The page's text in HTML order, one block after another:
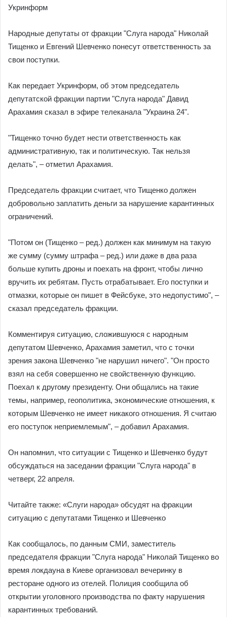
Укринформ
Народные депутаты от фракции "Слуга народа" Николай
Тищенко и Евгений Шевченко понесут ответственность за
свои поступки.
Как передает Укринформ, об этом председатель
депутатской фракции партии "Слуга народа" Давид
Арахамия сказал в эфире телеканала "Украина 24".
"Тищенко точно будет нести ответственность как
административную, так и политическую. Так нельзя
делать", – отметил Арахамия.
Председатель фракции считает, что Тищенко должен
добровольно заплатить деньги за нарушение карантинных
ограничений.
"Потом он (Тищенко – ред.) должен как минимум на такую ​​
же сумму (сумму штрафа – ред.) или даже в два раза
больше купить дроны и поехать на фронт, чтобы лично
вручить их ребятам. Пусть отрабатывает. Его поступки и
отмазки, которые он пишет в Фейсбуке, это недопустимо", –
сказал председатель фракции.
Комментируя ситуацию, сложившуюся с народным
депутатом Шевченко, Арахамия заметил, что с точки
зрения закона Шевченко "не нарушил ничего". "Он просто
взял на себя совершенно не свойственную функцию.
Поехал к другому президенту. Они общались на такие
темы, например, геополитика, экономические отношения, к
которым Шевченко не имеет никакого отношения. Я считаю
его поступок неприемлемым", – добавил Арахамия.
Он напомнил, что ситуации с Тищенко и Шевченко будут
обсуждаться на заседании фракции "Слуга народа" в
четверг, 22 апреля.
Читайте также: «Слуги народа» обсудят на фракции
ситуацию с депутатами Тищенко и Шевченко
Как сообщалось, по данным СМИ, заместитель
председателя фракции "Слуга народа" Николай Тищенко во
время локдауна в Киеве организовал вечеринку в
ресторане одного из отелей. Полиция сообщила об
открытии уголовного производства по факту нарушения
карантинных требований.